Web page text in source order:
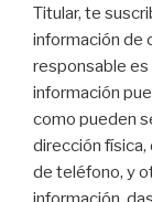
Titular, te
información de
responsable es
información
como pueden
dirección
de teléfono, y